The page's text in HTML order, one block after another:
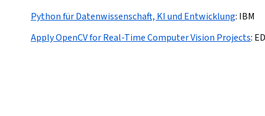
Python für Datenwissenschaft, KI und Entwicklung: IBM
Apply OpenCV for Real-Time Computer Vision Projects: